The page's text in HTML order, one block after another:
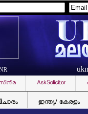
AskSolicitor
ഇന്ത്യ/ കേരളം